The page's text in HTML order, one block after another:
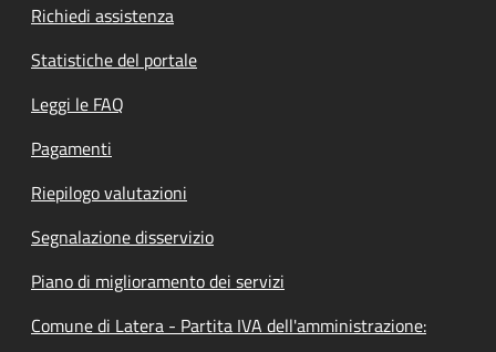
Richiedi assistenza
Statistiche del portale
Leggi le FAQ
Pagamenti
Riepilogo valutazioni
Segnalazione disservizio
Piano di miglioramento dei servizi
Comune di Latera - Partita IVA dell'amministrazione: